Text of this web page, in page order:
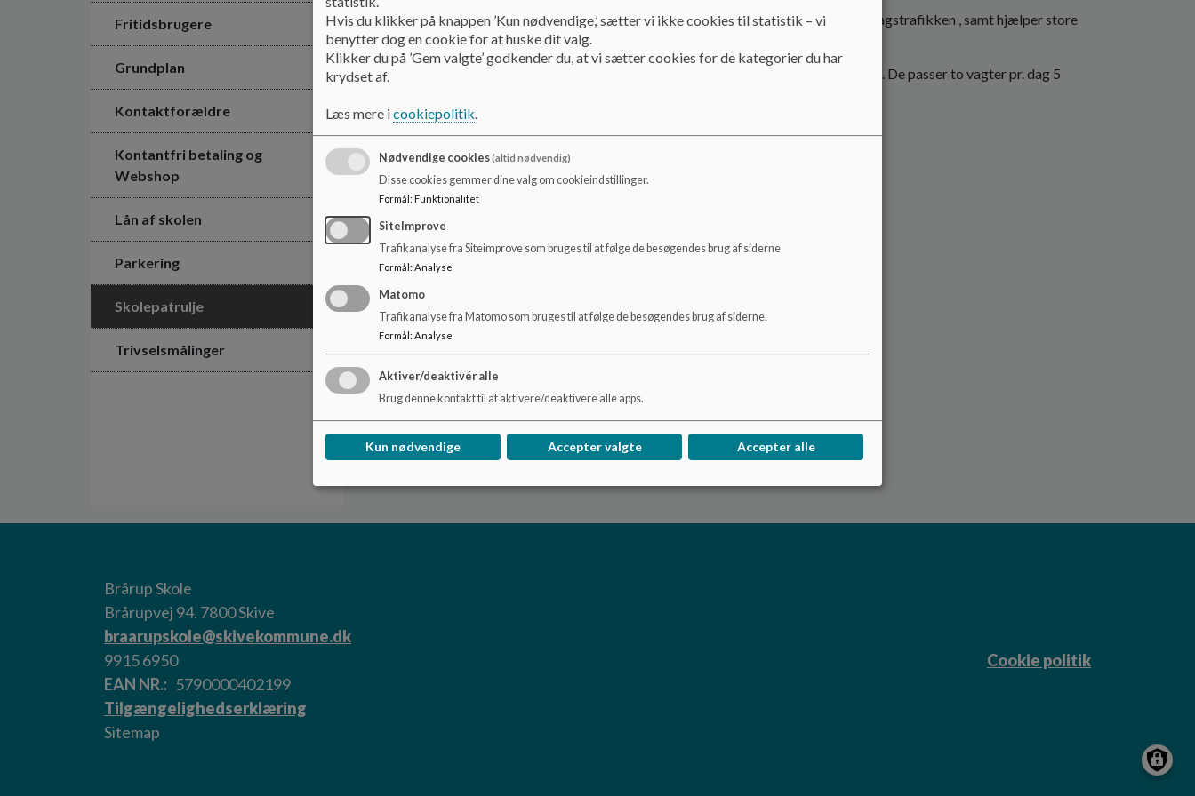
Fritidsbrugere
Grundplan
Kontaktforældre
Kontantfri betaling og
Webshop
Lån af skolen
Parkering
Skolepatrulje
Trivselsmålinger
Udrustet med vest, skilt og viljestyrke afvikler de morgen- og eftermiddagstrafikken , samt hjælper store
og små i skole.
På Brårup Skole har vi 15 skolepatruljer, som består af elever fra 6 klasse. De passer to vagter pr. dag 5
Mandag - onsdag 7.45 - 8.00 og 14.00 - 1410
Torsdag - fredag 7.45 - 8.00 og 13.00 -13.10
Brårup Skole
Brårupvej 94. 7800 Skive
braarupskole@skivekommune.dk
9915 6950
EAN NR.
5790000402199
Tilgængelighedserklæring
Sitemap
Cookie politik
Hvis du klikker på knappen ’Kun nødvendige,’ sætter vi ikke cookies til statistik – vi
benytter dog en cookie for at huske dit valg.
Klikker du på ’Gem valgte’ godkender du, at vi sætter cookies for de kategorier du har
krydset af.
Læs mere icookiepolitik.
Nødvendige cookies(altid nødvendig)
Disse cookies gemmer dine valg om cookieindstillinger.
Formål : Funktionalitet
SiteImprove
Trafikanalyse fra Siteimprove som bruges til at følge de besøgendes brug af siderne
Formål : Analyse
Matomo
Trafikanalyse fra Matomo som bruges til at følge de besøgendes brug af siderne.
Formål: Analyse
Aktiver/deaktivér alle
Brug denne kontakt til at aktivere/deaktivere alle apps.
Kun nødvendige Accepter valgte Accepter alle